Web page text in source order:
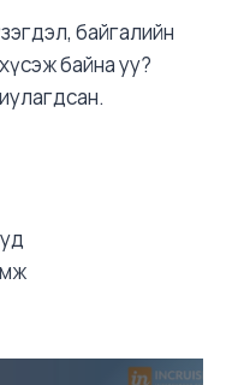
байгалийн
байна уу?